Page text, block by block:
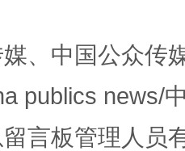
、中国公众传
publics news/
言板管理人员